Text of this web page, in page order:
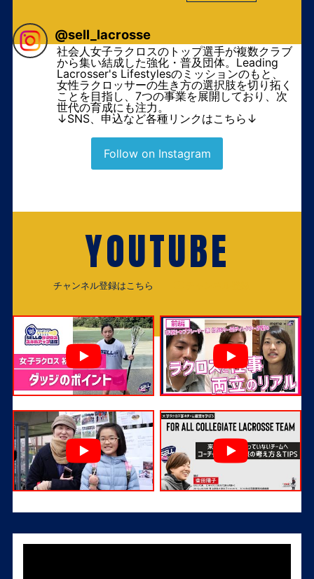
@sell_lacrosse
社会人女子ラクロスのトップ選手が複数クラブ
から集い結成した強化・普及団体。Leading
Lacrosser's Lifestylesのミッションのもと、
女性ラクロッサーの生き方の選択肢を切り拓く
ことを目指し、7つの事業を展開しており、次
世代の育成にも注力。
↓SNS、申込など各種リンクはこちら↓
Follow on Instagram
YOUTUBE
チャンネル登録はこちら